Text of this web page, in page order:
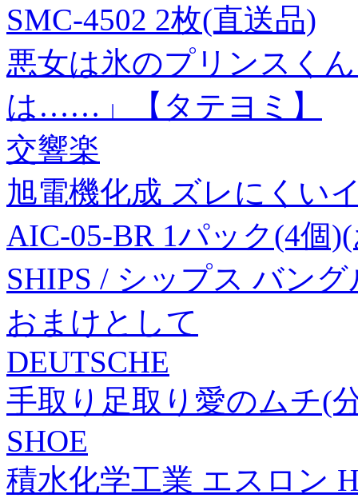
SMC-4502 2枚(直送品)
悪女は氷のプリンスく
は……」【タテヨミ】
交響楽
旭電機化成 ズレにくい
AIC-05-BR 1パック(4個
SHIPS / シップス バング
おまけとして
DEUTSCHE
手取り足取り愛のムチ(
SHOE
積水化学工業 エスロン